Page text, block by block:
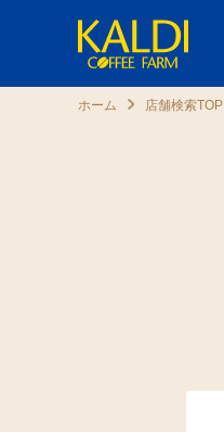
ホーム 店舗検索TOP